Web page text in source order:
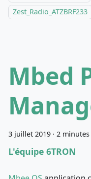
Zest_Radio_ATZBRF233
Mbed
3 juillet 2019 · 2
L'équipe 6TRON